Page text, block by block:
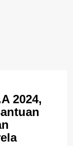
2024,